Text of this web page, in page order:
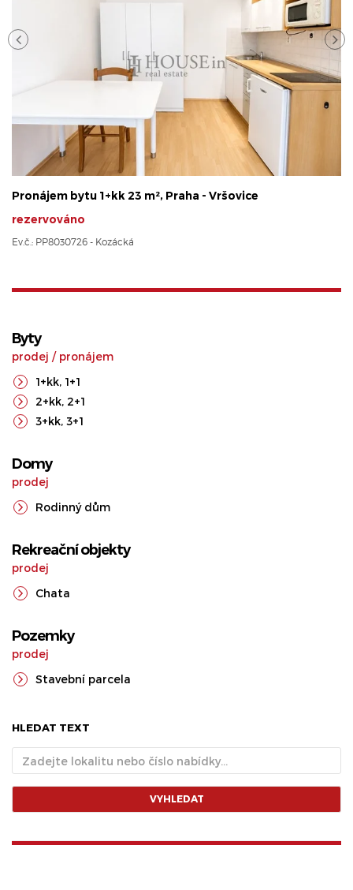
Pronájem bytu 1+kk 23 m², Praha - Vršovice
rezervováno
Ev.č.: PP8030726 - Kozácká
Byty
prodej / pronájem
1+kk, 1+1
2+kk, 2+1
3+kk, 3+1
Domy
prodej
Rodinný dům
Rekreační objekty
prodej
Chata
Pozemky
prodej
Stavební parcela
HLEDAT TEXT
VYHLEDAT